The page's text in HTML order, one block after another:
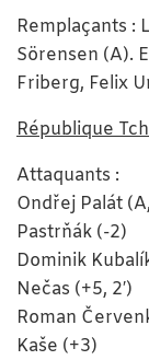
Remplaçants :
Sörensen (A).
Friberg, Felix
République
Attaquants :
Ondřej Palát
Pastrňák (-2)
Dominik
Nečas (+5, 2′)
Roman
Kaše (+3)